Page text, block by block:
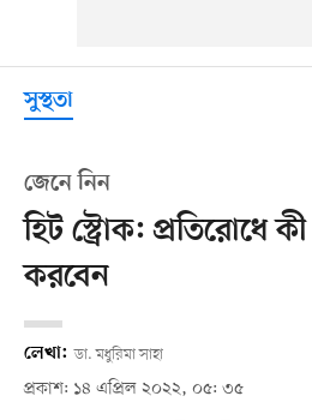
সুস্থতা
জেনে নিন
হিট স্ট্রোক: প্রতিরোধে
করবেন
লেখা: ডা. মধুরিমা সাহা
প্রকাশ: ১৪ এপ্রিল ২০২২, ০৫: ৩৫